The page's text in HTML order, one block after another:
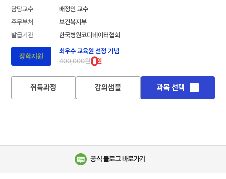
담당교수
배정인 교수
주무부처
보건복지부
발급기관
한국병원코디네이터협회
장학지원
최우수 교육원 선정 기념
400,000원0원
취득과정 강의샘플 과목 선택
공식 블로그 바로가기